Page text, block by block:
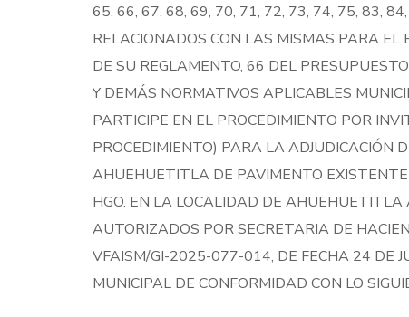
65, 66, 67, 68, 69, 70, 71, 72, 73, 74, 75, 83,
RELACIONADOS CON LAS MISMAS PARA EL
DE SU REGLAMENTO, 66 DEL
Y DEMÁS NORMATIVOS APLICABLES
PARTICIPE EN EL PROCEDIMIENTO POR
PROCEDIMIENTO) PARA LA ADJUDICACIÓN
AHUEHUETITLA DE PAVIMENTO
HGO. EN LA LOCALIDAD DE AHUEHUETITLA
AUTORIZADOS POR SECRETARIA DE
VFAISM/GI-2025-077-014, DE FECHA 24 DE
MUNICIPAL DE CONFORMIDAD CON LO